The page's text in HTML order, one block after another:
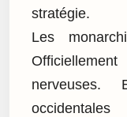
stratégie.
Les
nerveuses.